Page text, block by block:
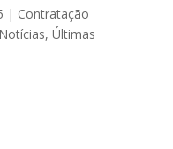
| Contratação
Notícias, Últimas